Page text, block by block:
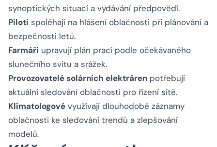
synoptických situací a vydávání předpovědí.
Piloti spoléhají na hlášení oblačnosti při plánování a
bezpečnosti letů.
Farmáři upravují plán prací podle očekávaného
slunečního svitu a srážek.
Provozovatelé solárních elektráren potřebují
aktuální sledování oblačnosti pro řízení sítě.
Klimatologové využívají dlouhodobé záznamy
oblačnosti ke sledování trendů a zlepšování
modelů.